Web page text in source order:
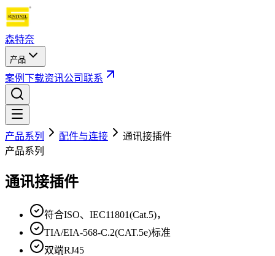
森特奈
产品
案例 下载资讯公司联系
产品系列 配件与连接
通讯接插件
产品系列
通讯接插件
符合ISO、IEC11801(Cat.5)，
TIA/EIA-568-C.2(CAT.5e)标准
双端RJ45